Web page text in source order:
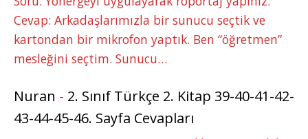
Cevap: Arkadaşlarımızla bir sunucu seçtik ve
kartondan bir mikrofon yaptık. Ben “öğretmen”
mesleğini seçtim. Sunucu…
Nuran - 2. Sınıf Türkçe 2. Kitap 39-40-41-42-
43-44-45-46. Sayfa Cevapları